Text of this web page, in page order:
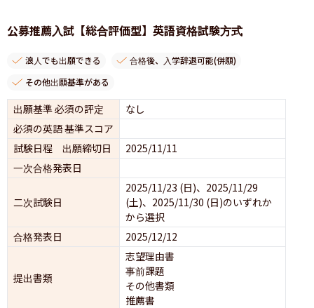
公募推薦入試【総合評価型】英語資格試験方式
浪人でも出願できる
合格後、入学辞退可能(併願)
その他出願基準がある
出願基準 必須の評定
なし
必須の英語 基準スコア
試験日程 出願締切日
2025/11/11
一次合格発表日
二次試験日
2025/11/23 (日)、2025/11/29
(土)、2025/11/30 (日)のいずれか
から選択
合格発表日
2025/12/12
提出書類
志望理由書
事前課題
その他書類
推薦書